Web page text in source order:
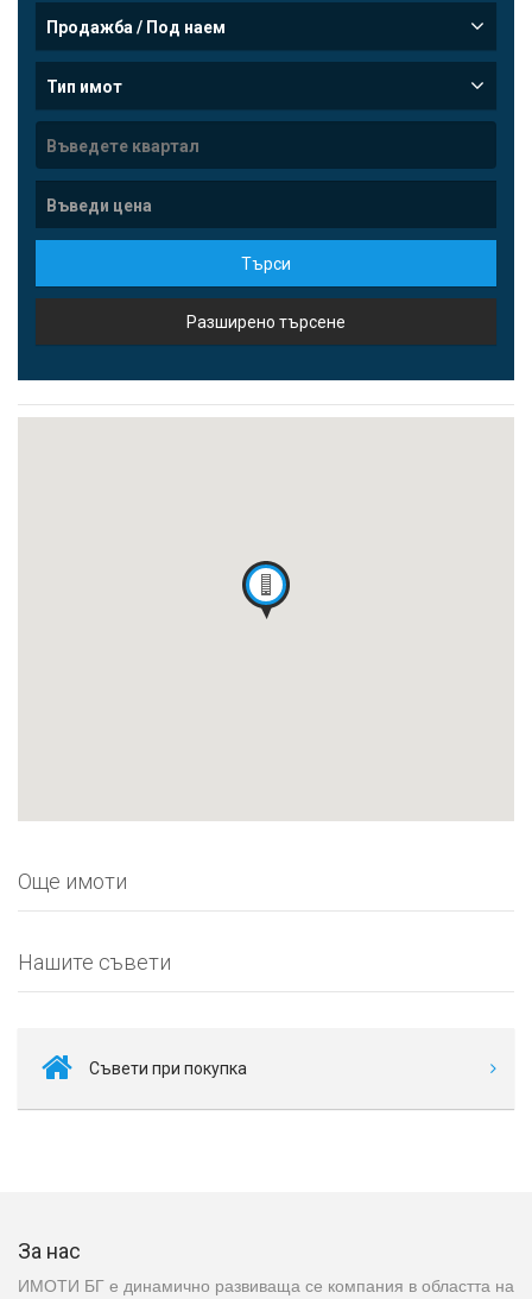
Продажба / Под наем
Тип имот
Търси
Разширено търсене
Още имоти
Нашите съвети
Съвети при покупка
За нас
ИМОТИ БГ е динамично развиваща се компания в областта на